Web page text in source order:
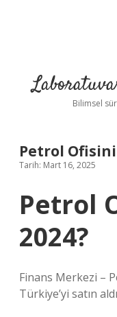
Bilimsel
Petrol Ofisini
Tarih: Mart 16, 2025
Petrol
2024?
Finans Merkezi –
Türkiye’yi satın